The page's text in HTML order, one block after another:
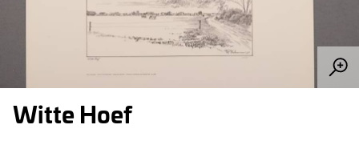
Witte Hoef